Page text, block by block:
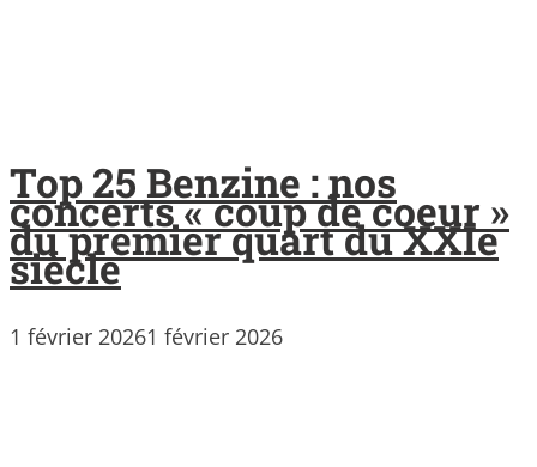
Top 25 Benzine : nos
concerts « coup de coeur »
du premier quart du XXIe
siècle
1 février 20261 février 2026